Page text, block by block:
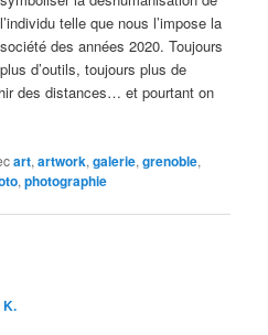
l’individu telle que nous l’impose la
société des années 2020. Toujours
plus d’outils, toujours plus de
des distances… et pourtant on
art,artwork,galerie,grenoble,
,photographie
K.